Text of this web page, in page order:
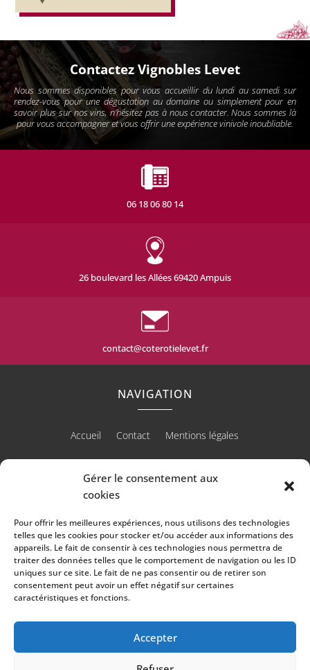
Gérer le consentement aux
cookies
Pour offrir les meilleures expériences, nous utilisons des technologies
telles que les cookies pour stocker et/ou accéder aux informations des
appareils. Le fait de consentir à ces technologies nous permettra de
traiter des données telles que le comportement de navigation ou les ID
uniques sur ce site. Le fait de ne pas consentir ou de retirer son
consentement peut avoir un effet négatif sur certaines
caractéristiques et fonctions.
Accepter
Contactez Vignobles Levet
Nous sommes disponibles pour vous accueillir du lundi au samedi sur
rendez-vous pour une dégustation au domaine ou simplement pour en
savoir plus sur nos vins, n'hésitez pas à nous contacter. Nous sommes là
pour vous accompagner et vous offrir une expérience vinivole inoubliable.
06 18 06 80 14
26 boulevard les Allées 69420 Ampuis
contact@coterotielevet.fr
NAVIGATION
Accueil Contact Mentions légales
RÉALISATION